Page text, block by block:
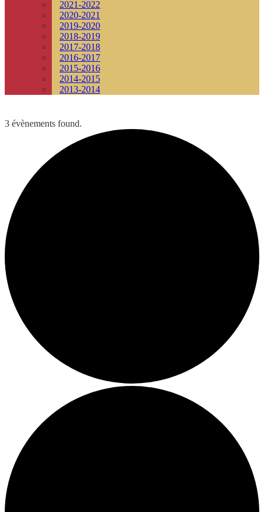
2021-2022
2020-2021
2019-2020
2018-2019
2017-2018
2016-2017
2015-2016
2014-2015
2013-2014
3 évènements found.